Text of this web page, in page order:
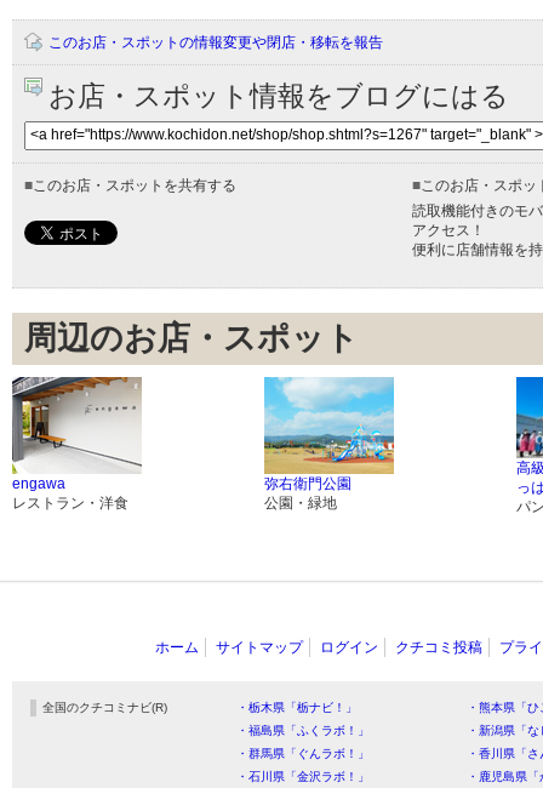
このお店・スポットの情報変更や閉店・移転を報告
お店・スポット情報をブログにはる
■ このお店・スポットを共有する ■ このお店・スポ
読取機能付きのモ
アクセス！
便利に店舗情報を
周辺のお店・スポット
engawa
レストラン・洋食
弥右衛門公園
公園・緑地
高
っ
パ
ホーム サイトマップ ログイン クチコミ投稿 プラ
全国のクチコミナビ(R) ・栃木県「栃ナビ！」
・熊本県「
・福島県「ふくラボ！」
・新潟県「
・群馬県「ぐんラボ！」
・香川県「
・石川県「金沢ラボ！」
・鹿児島県